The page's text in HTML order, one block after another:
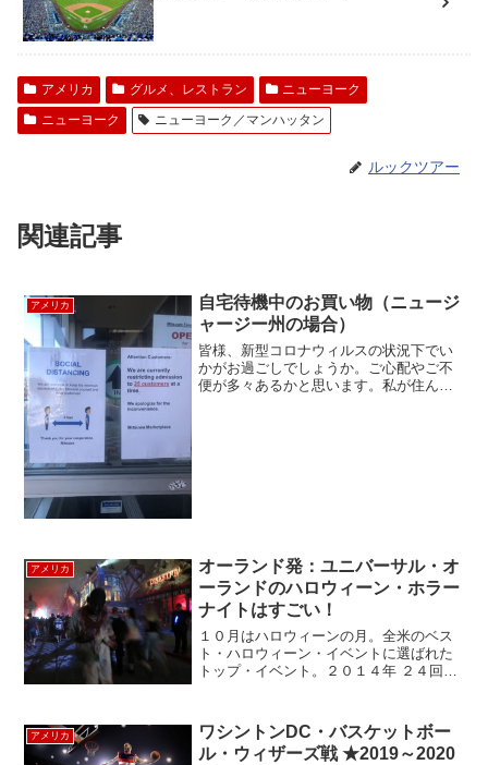
アメリカ グルメ、レストラン
ニューヨーク
ニューヨーク
ニューヨーク／マンハッタン
ルックツアー
関連記事
アメリカ
自宅待機中のお買い物（ニュージ
ャージー州の場合）
皆様、新型コロナウィルスの状況下でい
かがお過ごしでしょうか。ご心配やご不
便が多々あるかと思います。私が住んで
アメリカ
オーランド発：ユニバーサル・オ
ーランドのハロウィーン・ホラー
ナイトはすごい！
１０月はハロウィーンの月。全米のベス
ト・ハロウィーン・イベントに選ばれた
トップ・イベント。２０１４年 ２４回目
は全米で驚異的視聴率の「ＷＡＬＫＩＮ
Ｇ ＤＥＡＤ...
アメリカ
ワシントンDC・バスケットボー
ル・ウィザーズ戦 ★2019～2020